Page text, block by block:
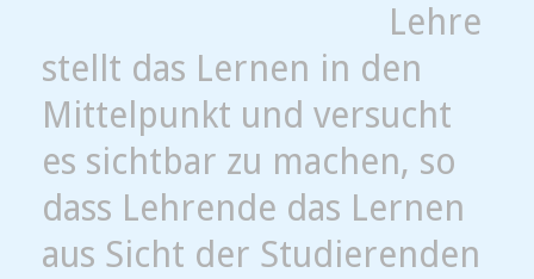
Lehre
stellt das Lernen in den
Mittelpunkt und versucht
es sichtbar zu machen, so
dass Lehrende das Lernen
aus Sicht der Studierenden